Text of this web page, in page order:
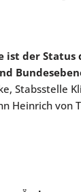
ist der Status
Stabsstelle
Heinrich von